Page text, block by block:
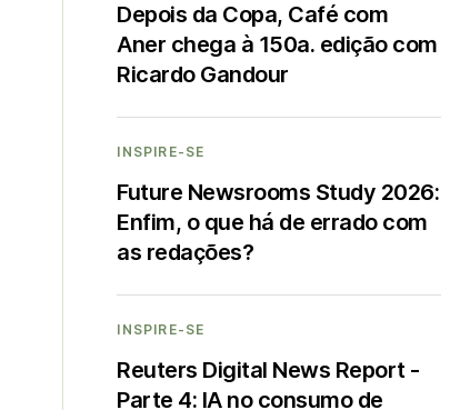
Depois da Copa, Café com
Aner chega à 150a. edição com
Ricardo Gandour
INSPIRE-SE
Future Newsrooms Study 2026:
Enfim, o que há de errado com
as redações?
INSPIRE-SE
Reuters Digital News Report -
Parte 4: IA no consumo de